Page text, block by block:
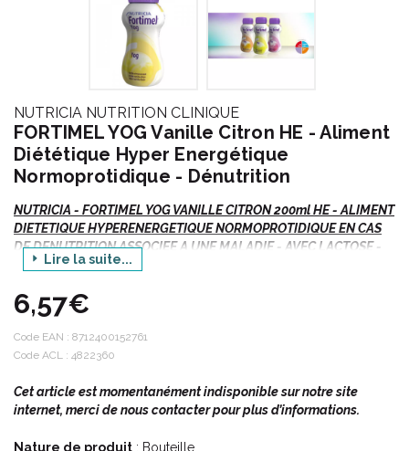
NUTRICIA NUTRITION CLINIQUE
FORTIMEL YOG Vanille Citron HE - Aliment
Diététique Hyper Energétique
Normoprotidique - Dénutrition
NUTRICIA - FORTIMEL YOG VANILLE CITRON 200ml HE - ALIMENT
DIETETIQUE HYPERENERGETIQUE NORMOPROTIDIQUE EN CAS
DE DENUTRITION ASSOCIEE A UNE MALADIE - AVEC LACTOSE -
4x Bouteille/200ml
Autres arômes disponibles :
Framboise.
Vanille / Citron.
Lire la suite...
6,57€
Code EAN : 8712400152761
Code ACL : 4822360
Cet article est momentanément indisponible sur notre site
internet, merci de nous contacter pour plus d’informations.
Nature de produit : Bouteille